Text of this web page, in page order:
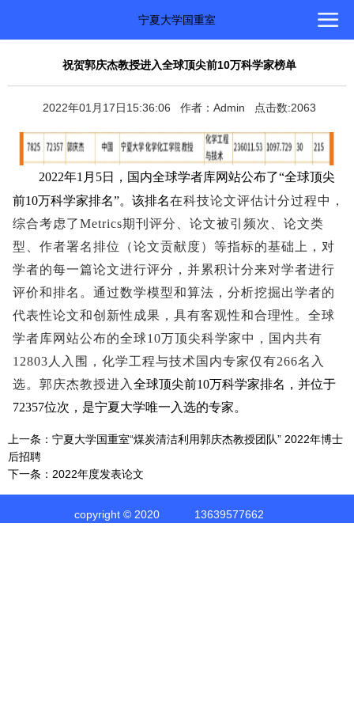
宁夏大学国重室
祝贺郭庆杰教授进入全球顶尖前10万科学家榜单
2022年01月17日15:36:06 作者：Admin 点击数:2063
2022年1月5日，国内全球学者库网站公布了“全球顶尖
前10万科学家排名”。该排名在科技论文评估计分过程中，
综合考虑了Metrics期刊评分、论文被引频次、论文类
型、作者署名排位（论文贡献度）等指标的基础上，对
学者的每一篇论文进行评分，并累积计分来对学者进行
评价和排名。通过数学模型和算法，分析挖掘出学者的
代表性论文和创新性成果，具有客观性和合理性。全球
学者库网站公布的全球10万顶尖科学家中，国内共有
12803人入围，化学工程与技术国内专家仅有266名入
选。郭庆杰教授进入 全球顶尖前10万科学家排名，并位于
72357位次，是宁夏大学唯一入选的专家。
上一条： 宁夏大学国重室“煤炭清洁利用郭庆杰教授团队” 2022年博士
后招聘
下一条： 2022年度发表论文
copyright © 2020 13639577662